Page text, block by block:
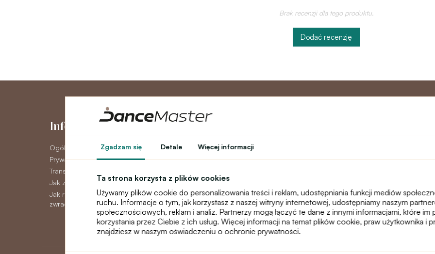
Zgadzam się Detale Więcej informacji
Ta strona korzysta z plików cookies
Używamy plików cookie do personalizowania treści i reklam, udostępniania funkcji mediów
ruchu. Informacje o tym, jak korzystasz z naszej witryny internetowej, udostępniamy naszym
społecznościowych, reklam i analiz. Partnerzy mogą łączyć te dane z innymi informacjami, które im
korzystania przez Ciebie z ich usług. Więcej informacji na temat plików cookie, praw użytkownika i
znajdziesz w naszym oświadczeniu o ochronie prywatności.
Brak recenzji dla tego produktu.
Dodać recenzję
Informacje
Ogólne warunki
Prywatność GDPR
Transport
Jak zapłacić
Jak reklamować, wymieniać lub
zwracać towar
Moje konto
Historia zamówień
partnerski
Program lojalnościowy
Teatr
text_faq